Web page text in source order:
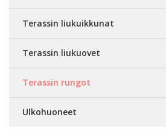
Terassin liukuikkunat
Terassin liukuovet
Terassin rungot
Ulkohuoneet